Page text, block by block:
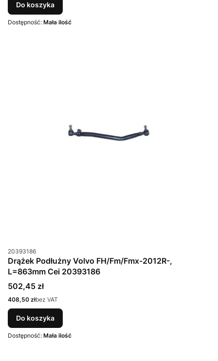
Do koszyka
Dostępność: Mała ilość
Kod produktu
20393186
Drążek Podłużny Volvo FH/Fm/Fmx-2012R-,
L=863mm Cei 20393186
Cena
502,45 zł
Cena
408,50 złbez VAT
Do koszyka
Dostępność: Mała ilość